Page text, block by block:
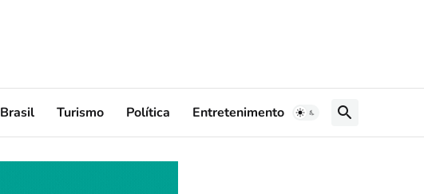
Brasil Turismo Política Entretenimento